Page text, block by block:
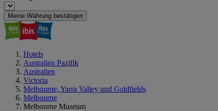
Meine Währung bestätigen
Hotels
Australien Pazifik
Australien
Victoria
Melbourne, Yarra Valley und Goldfields
Melbourne
Melbourne Museum